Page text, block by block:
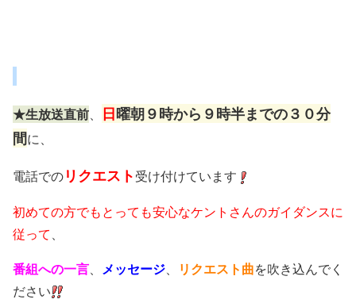
★生放送直前、 日曜朝９時から９時半までの３０分
間に、
電話でのリクエスト受け付けています
初めての方でもとっても安心なケントさんのガイダンスに
従って、
番組への一言、 メッセージ、 リクエスト曲を吹き込んでく
ださい